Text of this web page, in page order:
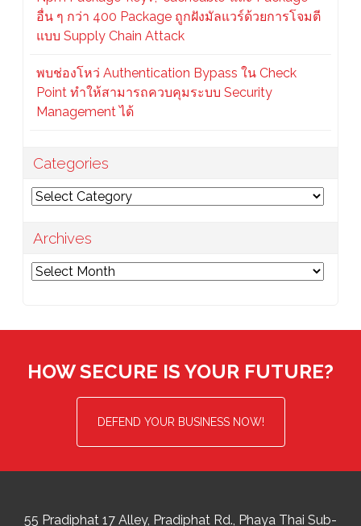
อื่น ๆ กว่า 400 Package ถูกฝังมัลแวร์ด้วยการโจมตี
แบบ Supply Chain Attack
พบช่องโหว่ Authentication Bypass ใน Check
Point ทำให้สามารถควบคุมระบบ Security
Management ได้
Categories
Categories
Archives
Archives
HOW SECURE IS YOUR FUTURE?
DEFEND YOUR BUSINESS NOW!
55 Pradiphat 17 Alley, Pradiphat Rd., Phaya Thai Sub-